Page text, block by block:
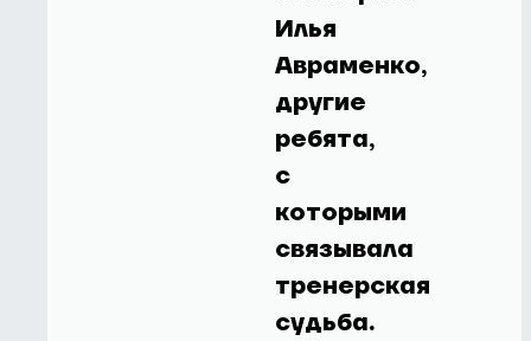
Илья
Авраменко,
другие
ребята,
с
которыми
связывала
тренерская
судьба.